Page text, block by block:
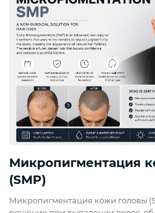
Микропигментация
(SMP)
Микропигментация кожи головы